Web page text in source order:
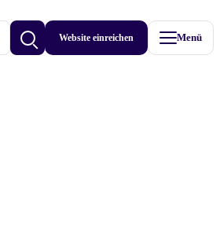
Betriebe anzeigen
Website einreichen Menü